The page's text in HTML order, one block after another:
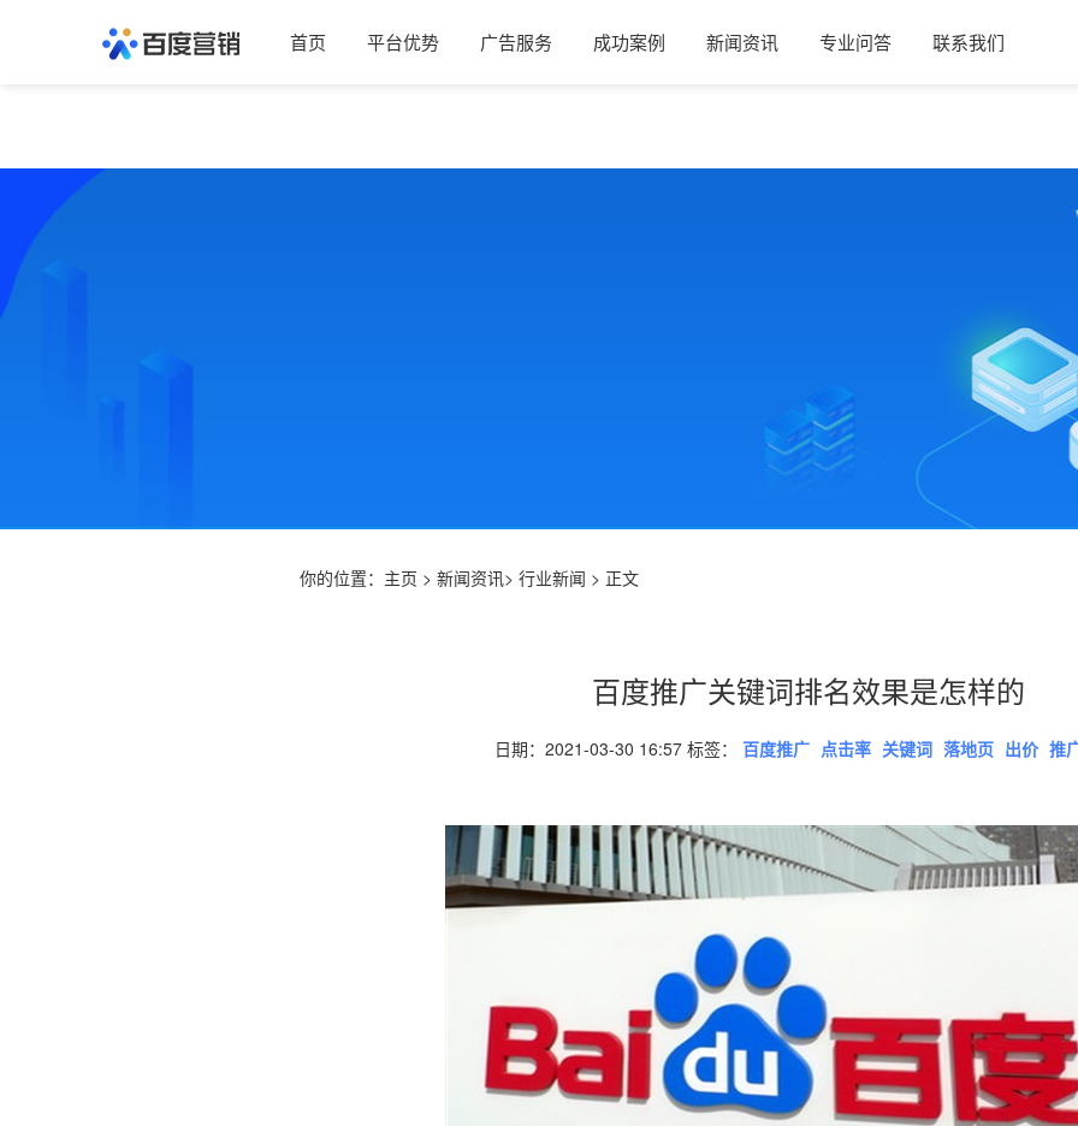
首页 平台优势 广告服务 成功案例 新闻资讯 专业问答 联系我们
你的位置： 主页 > 新闻资讯> 行业新闻 > 正文
百度推广关键词排名效果是怎样的
日期：2021-03-30 16:57 标签： 百度推广 点击率 关键词 落地页 出价 推